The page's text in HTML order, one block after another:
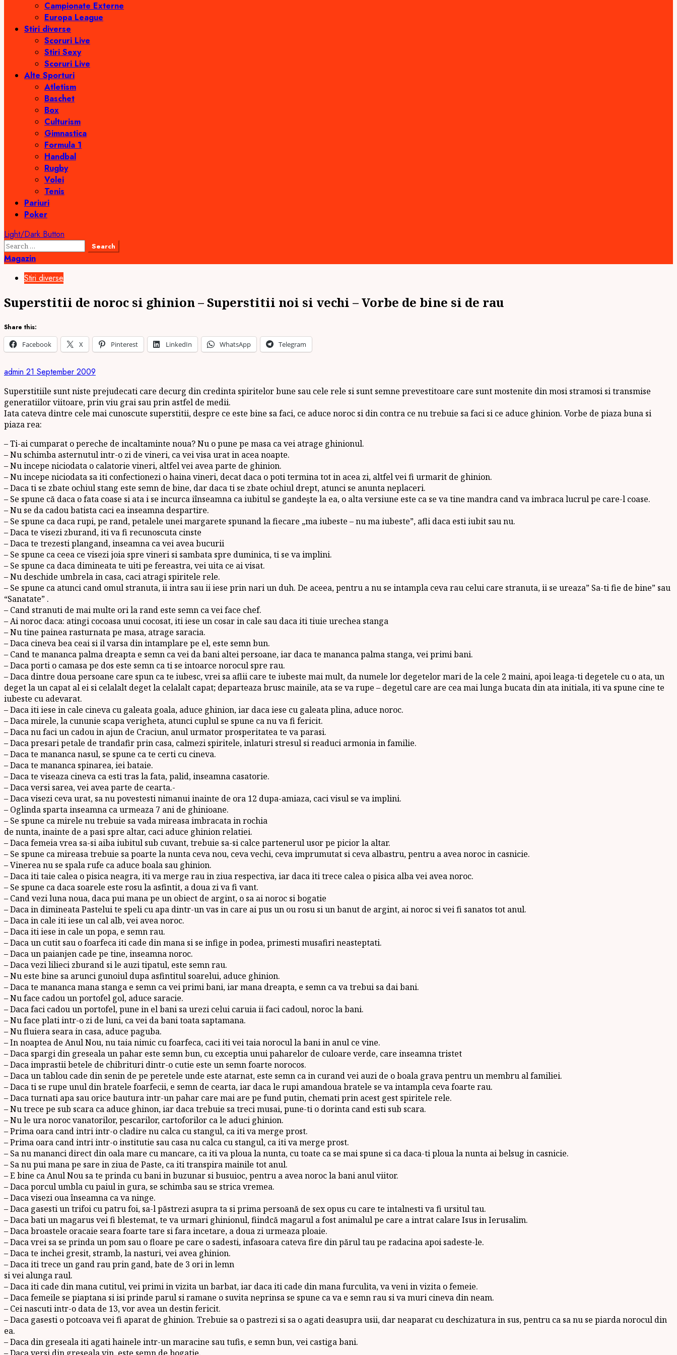
Campionate Externe
Europa League
Stiri diverse
Scoruri Live
Stiri Sexy
Scoruri Live
Alte Sporturi
Atletism
Baschet
Box
Culturism
Gimnastica
Formula 1
Handbal
Rugby
Volei
Tenis
Pariuri
Poker
Light/Dark Button
Search
for:
Magazin
Stiri diverse
Superstitii de noroc si ghinion – Superstitii noi si vechi – Vorbe de bine si de rau
Share this:
Facebook
X Pinterest LinkedIn WhatsApp Telegram
admin 21 September 2009
Superstitiile sunt niste prejudecati care decurg din credinta spiritelor bune sau cele rele si sunt semne prevestitoare care sunt mostenite din mosi stramosi si transmise
generatiilor viitoare, prin viu grai sau prin astfel de medii.
Iata cateva dintre cele mai cunoscute superstitii, despre ce este bine sa faci, ce aduce noroc si din contra ce nu trebuie sa faci si ce aduce ghinion. Vorbe de piaza buna si
piaza rea:
– Ti-ai cumparat o pereche de incaltaminte noua? Nu o pune pe masa ca vei atrage ghinionul.
– Nu schimba asternutul intr-o zi de vineri, ca vei visa urat in acea noapte.
– Nu incepe niciodata o calatorie vineri, altfel vei avea parte de ghinion.
– Nu incepe niciodata sa iti confectionezi o haina vineri, decat daca o poti termina tot in acea zi, altfel vei fi urmarit de ghinion.
– Daca ti se zbate ochiul stang este semn de bine, dar daca ti se zbate ochiul drept, atunci se anunta neplaceri.
– Se spune că daca o fata coase si ata i se incurca iînseamna ca iubitul se gandeşte la ea, o alta versiune este ca se va tine mandra cand va imbraca lucrul pe care-l coase.
– Nu se da cadou batista caci ea inseamna despartire.
– Se spune ca daca rupi, pe rand, petalele unei margarete spunand la fiecare „ma iubeste – nu ma iubeste”, afli daca esti iubit sau nu.
– Daca te visezi zburand, iti va fi recunoscuta cinste
– Daca te trezesti plangand, inseamna ca vei avea bucurii
– Se spune ca ceea ce visezi joia spre vineri si sambata spre duminica, ti se va implini.
– Se spune ca daca dimineata te uiti pe fereastra, vei uita ce ai visat.
– Nu deschide umbrela in casa, caci atragi spiritele rele.
– Se spune ca atunci cand omul stranuta, ii intra sau ii iese prin nari un duh. De aceea, pentru a nu se intampla ceva rau celui care stranuta, ii se ureaza” Sa-ti fie de bine” sau
“Sanatate” .
– Cand stranuti de mai multe ori la rand este semn ca vei face chef.
– Ai noroc daca: atingi cocoasa unui cocosat, iti iese un cosar in cale sau daca iti tiuie urechea stanga
– Nu tine painea rasturnata pe masa, atrage saracia.
– Daca cineva bea ceai si il varsa din intamplare pe el, este semn bun.
– Cand te mananca palma dreapta e semn ca vei da bani altei persoane, iar daca te mananca palma stanga, vei primi bani.
– Daca porti o camasa pe dos este semn ca ti se intoarce norocul spre rau.
– Daca dintre doua persoane care spun ca te iubesc, vrei sa aflii care te iubeste mai mult, da numele lor degetelor mari de la cele 2 maini, apoi leaga-ti degetele cu o ata, un
deget la un capat al ei si celalalt deget la celalalt capat; departeaza brusc mainile, ata se va rupe – degetul care are cea mai lunga bucata din ata initiala, iti va spune cine te
iubeste cu adevarat.
– Daca iti iese in cale cineva cu galeata goala, aduce ghinion, iar daca iese cu galeata plina, aduce noroc.
– Daca mirele, la cununie scapa verigheta, atunci cuplul se spune ca nu va fi fericit.
– Daca nu faci un cadou in ajun de Craciun, anul urmator prosperitatea te va parasi.
– Daca presari petale de trandafir prin casa, calmezi spiritele, inlaturi stresul si readuci armonia in familie.
– Daca te mananca nasul, se spune ca te certi cu cineva.
– Daca te mananca spinarea, iei bataie.
– Daca te viseaza cineva ca esti tras la fata, palid, inseamna casatorie.
– Daca versi sarea, vei avea parte de cearta.-
– Daca visezi ceva urat, sa nu povestesti nimanui inainte de ora 12 dupa-amiaza, caci visul se va implini.
– Oglinda sparta inseamna ca urmeaza 7 ani de ghinioane.
– Se spune ca mirele nu trebuie sa vada mireasa imbracata in rochia
de nunta, inainte de a pasi spre altar, caci aduce ghinion relatiei.
– Daca femeia vrea sa-si aiba iubitul sub cuvant, trebuie sa-si calce partenerul usor pe picior la altar.
– Se spune ca mireasa trebuie sa poarte la nunta ceva nou, ceva vechi, ceva imprumutat si ceva albastru, pentru a avea noroc in casnicie.
– Vinerea nu se spala rufe ca aduce boala sau ghinion.
– Daca iti taie calea o pisica neagra, iti va merge rau in ziua respectiva, iar daca iti trece calea o pisica alba vei avea noroc.
– Se spune ca daca soarele este rosu la asfintit, a doua zi va fi vant.
– Cand vezi luna noua, daca pui mana pe un obiect de argint, o sa ai noroc si bogatie
– Daca in dimineata Pastelui te speli cu apa dintr-un vas in care ai pus un ou rosu si un banut de argint, ai noroc si vei fi sanatos tot anul.
– Daca in cale iti iese un cal alb, vei avea noroc.
– Daca iti iese in cale un popa, e semn rau.
– Daca un cutit sau o foarfeca iti cade din mana si se infige in podea, primesti musafiri neasteptati.
– Daca un paianjen cade pe tine, inseamna noroc.
– Daca vezi lilieci zburand si le auzi tipatul, este semn rau.
– Nu este bine sa arunci gunoiul dupa asfintitul soarelui, aduce ghinion.
– Daca te mananca mana stanga e semn ca vei primi bani, iar mana dreapta, e semn ca va trebui sa dai bani.
– Nu face cadou un portofel gol, aduce saracie.
– Daca faci cadou un portofel, pune in el bani sa urezi celui caruia ii faci cadoul, noroc la bani.
– Nu face plati intr-o zi de luni, ca vei da bani toata saptamana.
– Nu fluiera seara in casa, aduce paguba.
– In noaptea de Anul Nou, nu taia nimic cu foarfeca, caci iti vei taia norocul la bani in anul ce vine.
– Daca spargi din greseala un pahar este semn bun, cu exceptia unui paharelor de culoare verde, care inseamna tristet
– Daca imprastii betele de chibrituri dintr-o cutie este un semn foarte norocos.
– Daca un tablou cade din senin de pe peretele unde este atarnat, este semn ca in curand vei auzi de o boala grava pentru un membru al familiei.
– Daca ti se rupe unul din bratele foarfecii, e semn de cearta, iar daca le rupi amandoua bratele se va intampla ceva foarte rau.
– Daca turnati apa sau orice bautura intr-un pahar care mai are pe fund putin, chemati prin acest gest spiritele rele.
– Nu trece pe sub scara ca aduce ghinon, iar daca trebuie sa treci musai, pune-ti o dorinta cand esti sub scara.
– Nu le ura noroc vanatorilor, pescarilor, cartoforilor ca le aduci ghinion.
– Prima oara cand intri intr-o cladire nu calca cu stangul, ca iti va merge prost.
– Prima oara cand intri intr-o institutie sau casa nu calca cu stangul, ca iti va merge prost.
– Sa nu mananci direct din oala mare cu mancare, ca iti va ploua la nunta, cu toate ca se mai spune si ca daca-ti ploua la nunta ai belsug in casnicie.
– Sa nu pui mana pe sare in ziua de Paste, ca iti transpira mainile tot anul.
– E bine ca Anul Nou sa te prinda cu bani in buzunar si busuioc, pentru a avea noroc la bani anul viitor.
– Daca porcul umbla cu paiul in gura, se schimba sau se strica vremea.
– Daca visezi oua înseamna ca va ninge.
– Daca gasesti un trifoi cu patru foi, sa-l păstrezi asupra ta si prima persoană de sex opus cu care te intalnesti va fi ursitul tau.
– Daca bati un magarus vei fi blestemat, te va urmari ghinionul, fiindcă magarul a fost animalul pe care a intrat calare Isus in Ierusalim.
– Daca broastele oracaie seara foarte tare si fara incetare, a doua zi urmeaza ploaie.
– Daca vrei sa se prinda un pom sau o floare pe care o sadesti, infasoara cateva fire din părul tau pe radacina apoi sadeste-le.
– Daca te inchei gresit, stramb, la nasturi, vei avea ghinion.
– Daca iti trece un gand rau prin gand, bate de 3 ori in lemn
si vei alunga raul.
– Daca iti cade din mana cutitul, vei primi in vizita un barbat, iar daca iti cade din mana furculita, va veni in vizita o femeie.
– Daca femeile se piaptana si isi prinde parul si ramane o suvita neprinsa se spune ca va e semn rau si va muri cineva din neam.
– Cei nascuti intr-o data de 13, vor avea un destin fericit.
– Daca gasesti o potcoava vei fi aparat de ghinion. Trebuie sa o pastrezi si sa o agati deasupra usii, dar neaparat cu deschizatura in sus, pentru ca sa nu se piarda norocul din
ea.
– Daca din greseala iti agati hainele intr-un maracine sau tufis, e semn bun, vei castiga bani.